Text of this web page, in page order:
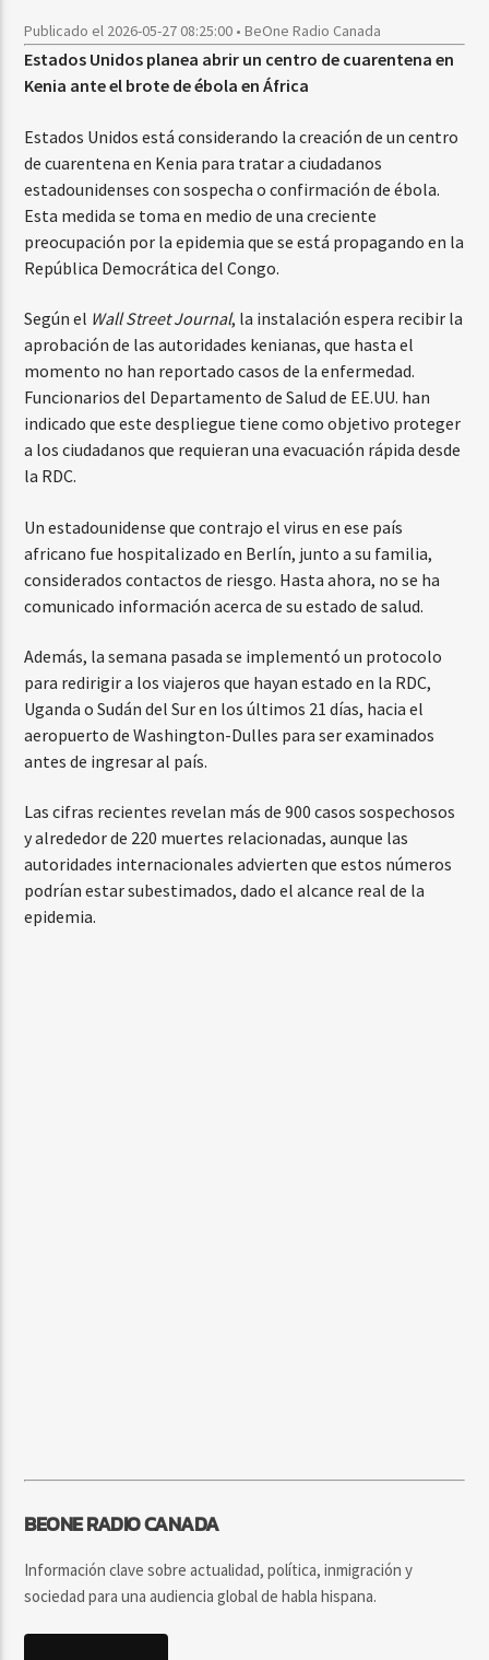
Publicado el 2026-05-27 08:25:00 • BeOne Radio Canada
Estados Unidos planea abrir un centro de cuarentena en
Kenia ante el brote de ébola en África
Estados Unidos está considerando la creación de un centro
de cuarentena en Kenia para tratar a ciudadanos
estadounidenses con sospecha o confirmación de ébola.
Esta medida se toma en medio de una creciente
preocupación por la epidemia que se está propagando en la
República Democrática del Congo.
Según el Wall Street Journal, la instalación espera recibir la
aprobación de las autoridades kenianas, que hasta el
momento no han reportado casos de la enfermedad.
Funcionarios del Departamento de Salud de EE.UU. han
indicado que este despliegue tiene como objetivo proteger
a los ciudadanos que requieran una evacuación rápida desde
la RDC.
Un estadounidense que contrajo el virus en ese país
africano fue hospitalizado en Berlín, junto a su familia,
considerados contactos de riesgo. Hasta ahora, no se ha
comunicado información acerca de su estado de salud.
Además, la semana pasada se implementó un protocolo
para redirigir a los viajeros que hayan estado en la RDC,
Uganda o Sudán del Sur en los últimos 21 días, hacia el
aeropuerto de Washington-Dulles para ser examinados
antes de ingresar al país.
Las cifras recientes revelan más de 900 casos sospechosos
y alrededor de 220 muertes relacionadas, aunque las
autoridades internacionales advierten que estos números
podrían estar subestimados, dado el alcance real de la
epidemia.
BEONE RADIO CANADA
Información clave sobre actualidad, política, inmigración y
sociedad para una audiencia global de habla hispana.